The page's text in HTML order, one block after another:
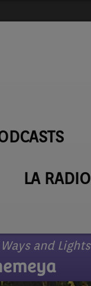
LA RADIO
and Lights